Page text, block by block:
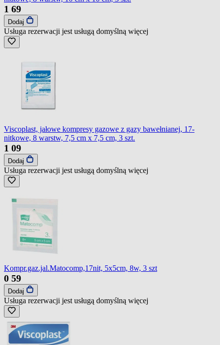
1 69
Dodaj
Usługa rezerwacji jest usługą domyślną więcej
Viscoplast, jałowe kompresy gazowe z gazy bawełnianej, 17-
nitkowe, 8 warstw, 7,5 cm x 7,5 cm, 3 szt.
1 09
Dodaj
Usługa rezerwacji jest usługą domyślną więcej
Kompr.gaz.jal.Matocomp,17nit, 5x5cm, 8w, 3 szt
0 59
Dodaj
Usługa rezerwacji jest usługą domyślną więcej